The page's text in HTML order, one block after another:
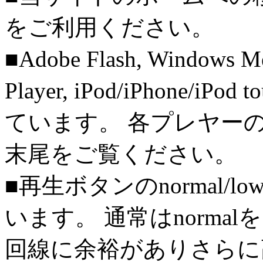
をご利用ください。
■Adobe Flash, Windows
Player, iPod/iPhone/iPod
ています。 各プレヤー
末尾をご覧ください。
■再生ボタンのnormal/
います。 通常はnormal
回線に余裕がありさら